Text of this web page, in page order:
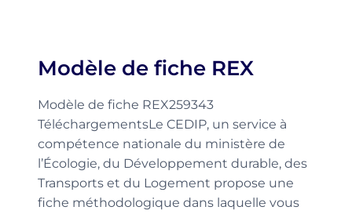
Modèle de fiche REX
Modèle de fiche REX259343
TéléchargementsLe CEDIP, un service à
compétence nationale du ministère de
l’Écologie, du Développement durable, des
Transports et du Logement propose une
fiche méthodologique dans laquelle vous